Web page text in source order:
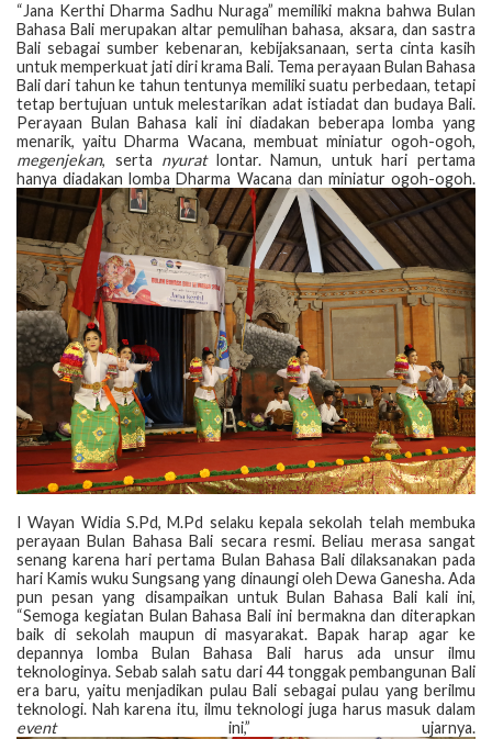
“Jana Kerthi Dharma Sadhu Nuraga” memiliki makna bahwa Bulan
Bahasa Bali merupakan altar pemulihan bahasa, aksara, dan sastra
Bali sebagai sumber kebenaran, kebijaksanaan, serta cinta kasih
untuk memperkuat jati diri krama Bali. Tema perayaan Bulan Bahasa
Bali dari tahun ke tahun tentunya memiliki suatu perbedaan, tetapi
tetap bertujuan untuk melestarikan adat istiadat dan budaya Bali.
Perayaan Bulan Bahasa kali ini diadakan beberapa lomba yang
menarik, yaitu Dharma Wacana, membuat miniatur ogoh-ogoh,
megenjekan, serta nyurat lontar. Namun, untuk hari pertama
hanya diadakan lomba Dharma Wacana dan miniatur ogoh-ogoh.
I Wayan Widia S.Pd, M.Pd selaku kepala sekolah telah membuka
perayaan Bulan Bahasa Bali secara resmi. Beliau merasa sangat
senang karena hari pertama Bulan Bahasa Bali dilaksanakan pada
hari Kamis wuku Sungsang yang dinaungi oleh Dewa Ganesha. Ada
pun pesan yang disampaikan untuk Bulan Bahasa Bali kali ini,
“Semoga kegiatan Bulan Bahasa Bali ini bermakna dan diterapkan
baik di sekolah maupun di masyarakat. Bapak harap agar ke
depannya lomba Bulan Bahasa Bali harus ada unsur ilmu
teknologinya. Sebab salah satu dari 44 tonggak pembangunan Bali
era baru, yaitu menjadikan pulau Bali sebagai pulau yang berilmu
teknologi. Nah karena itu, ilmu teknologi juga harus masuk dalam
eventini,” ujarnya.